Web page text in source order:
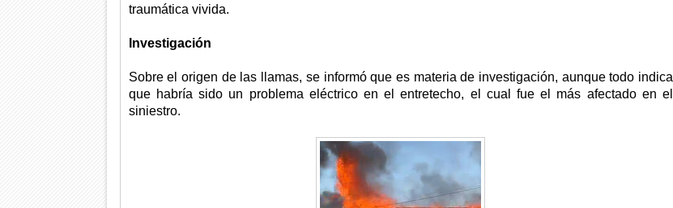
traumática vivida.
Investigación
Sobre el origen de las llamas, se informó que es materia de investigación, aunque todo indica
que habría sido un problema eléctrico en el entretecho, el cual fue el más afectado en el
siniestro.